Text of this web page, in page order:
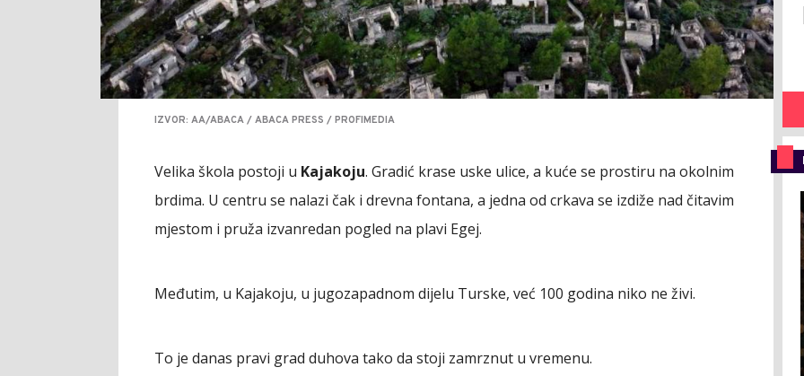
IZVOR: AA/ABACA / ABACA PRESS / PROFIMEDIA
Velika škola postoji u Kajakoju. Gradić krase uske ulice, a kuće se prostiru na okolnim
brdima. U centru se nalazi čak i drevna fontana, a jedna od crkava se izdiže nad čitavim
mjestom i pruža izvanredan pogled na plavi Egej.
Međutim, u Kajakoju, u jugozapadnom dijelu Turske, već 100 godina niko ne živi.
To je danas pravi grad duhova tako da stoji zamrznut u vremenu.